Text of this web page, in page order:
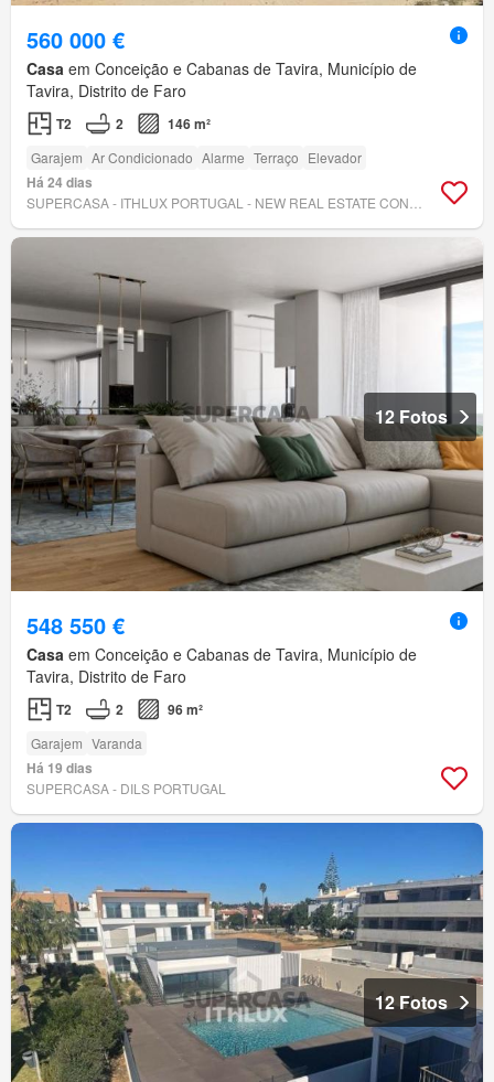
560 000 €
Casa em Conceição e Cabanas de Tavira, Município de
Tavira, Distrito de Faro
T2 2 146 m²
Garajem Ar Condicionado Alarme Terraço Elevador
Há 24 dias
12 Fotos
548 550 €
Casa em Conceição e Cabanas de Tavira, Município de
Tavira, Distrito de Faro
T2 2 96 m²
Garajem Varanda
Há 19 dias
SUPERCASA - DILS PORTUGAL
12 Fotos